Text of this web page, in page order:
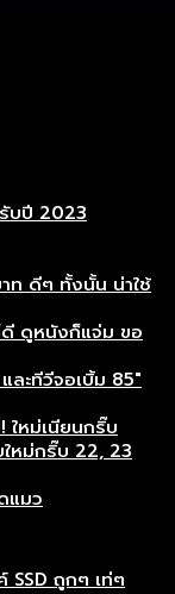
บปี 2023
ท ดีๆ ทั้งนั้น น่าใช้
ดี ดูหนังก็แจ่ม ขอ
ะทีวีจอเบิ้ม 85″
ใหม่เนียนกริ๊บ
ใหม่กริ๊บ 22, 23
แมว
SSD ถูกๆ เท่ๆ